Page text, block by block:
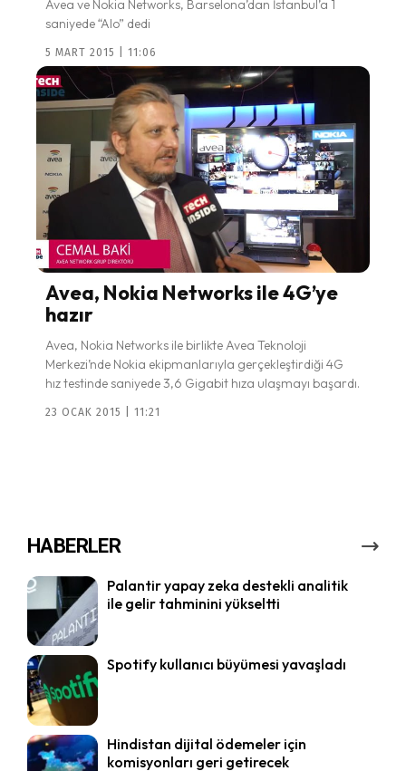
Avea ve Nokia Networks, Barselona’dan İstanbul’a 1
saniyede “Alo” dedi
5 MART 2015 | 11:06
Avea, Nokia Networks ile 4G’ye
hazır
Avea, Nokia Networks ile birlikte Avea Teknoloji
Merkezi’nde Nokia ekipmanlarıyla gerçekleştirdiği 4G
hız testinde saniyede 3,6 Gigabit hıza ulaşmayı başardı.
23 OCAK 2015 | 11:21
HABERLER
Palantir yapay zeka destekli analitik
ile gelir tahminini yükseltti
Spotify kullanıcı büyümesi yavaşladı
Hindistan dijital ödemeler için
komisyonları geri getirecek